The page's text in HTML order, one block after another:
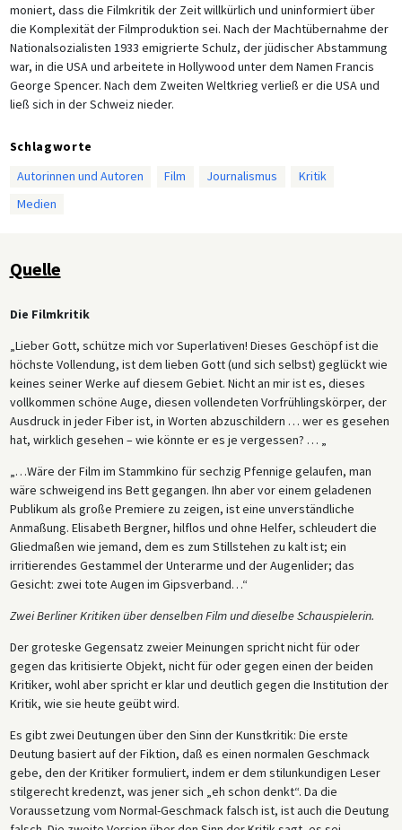
moniert, dass die Filmkritik der Zeit willkürlich und uninformiert über
die Komplexität der Filmproduktion sei. Nach der Machtübernahme der
Nationalsozialisten 1933 emigrierte Schulz, der jüdischer Abstammung
war, in die USA und arbeitete in Hollywood unter dem Namen Francis
George Spencer. Nach dem Zweiten Weltkrieg verließ er die USA und
ließ sich in der Schweiz nieder.
Schlagworte
Autorinnen und Autoren
Film Journalismus
Kritik
Medien
Quelle
Die Filmkritik
„Lieber Gott, schütze mich vor Superlativen! Dieses Geschöpf ist die
höchste Vollendung, ist dem lieben Gott (und sich selbst) geglückt wie
keines seiner Werke auf diesem Gebiet. Nicht an mir ist es, dieses
vollkommen schöne Auge, diesen vollendeten Vorfrühlingskörper, der
Ausdruck in jeder Fiber ist, in Worten abzuschildern … wer es gesehen
hat, wirklich gesehen – wie könnte er es je vergessen? … „
„…Wäre der Film im Stammkino für sechzig Pfennige gelaufen, man
wäre schweigend ins Bett gegangen. Ihn aber vor einem geladenen
Publikum als große Premiere zu zeigen, ist eine unverständliche
Anmaßung. Elisabeth Bergner, hilflos und ohne Helfer, schleudert die
Gliedmaßen wie jemand, dem es zum Stillstehen zu kalt ist; ein
irritierendes Gestammel der Unterarme und der Augenlider; das
Gesicht: zwei tote Augen im Gipsverband…“
Zwei Berliner Kritiken über denselben Film und dieselbe Schauspielerin.
Der groteske Gegensatz zweier Meinungen spricht nicht für oder
gegen das kritisierte Objekt, nicht für oder gegen einen der beiden
Kritiker, wohl aber spricht er klar und deutlich gegen die Institution der
Kritik, wie sie heute geübt wird.
Es gibt zwei Deutungen über den Sinn der Kunstkritik: Die erste
Deutung basiert auf der Fiktion, daß es einen normalen Geschmack
gebe, den der Kritiker formuliert, indem er dem stilunkundigen Leser
stilgerecht kredenzt, was jener sich „eh schon denkt“. Da die
Voraussetzung vom Normal-Geschmack falsch ist, ist auch die Deutung